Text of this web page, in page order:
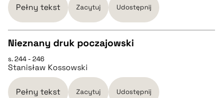
BIBTEX
Pełny tekst Zacytuj Udostępnij
CZYSTY TEKST
pobierz cytat
Nieznany druk poczajowski
s. 244 - 246
Stanisław Kossowski
Pełny tekst Zacytuj Udostępnij